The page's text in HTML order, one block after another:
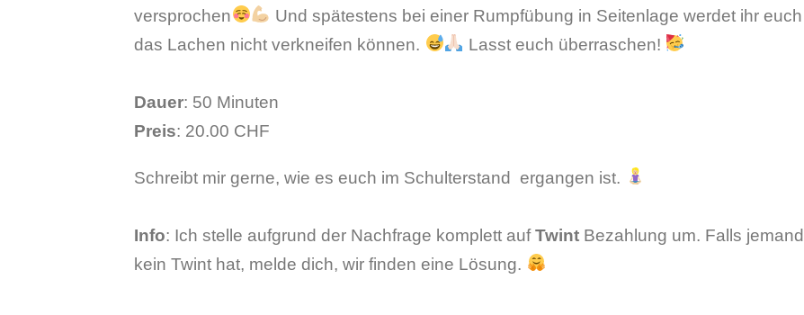
versprochen
Und spätestens bei einer Rumpfübung in Seitenlage werdet ihr euch
das Lachen nicht verkneifen können.
Lasst euch überraschen!
Dauer: 50 Minuten
Preis: 20.00 CHF
Schreibt mir gerne, wie es euch im Schulterstand ergangen ist.
Info: Ich stelle aufgrund der Nachfrage komplett auf Twint Bezahlung um. Falls jemand
kein Twint hat, melde dich, wir finden eine Lösung.